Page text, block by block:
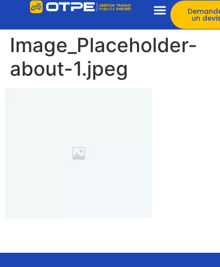
un
Image_Placeholder-
about-1.jpeg